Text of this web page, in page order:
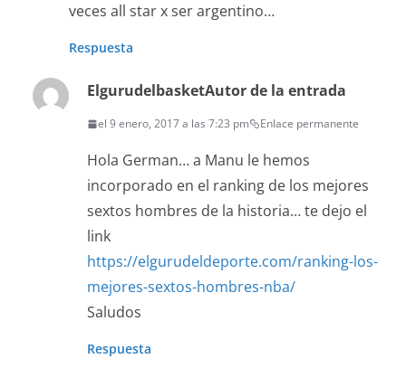
veces all star x ser argentino…
Respuesta
ElgurudelbasketAutor de la entrada
el 9 enero, 2017 a las 7:23 pm Enlace permanente
Hola German… a Manu le hemos
incorporado en el ranking de los mejores
sextos hombres de la historia… te dejo el
link
https://elgurudeldeporte.com/ranking-los-
mejores-sextos-hombres-nba/
Saludos
Respuesta